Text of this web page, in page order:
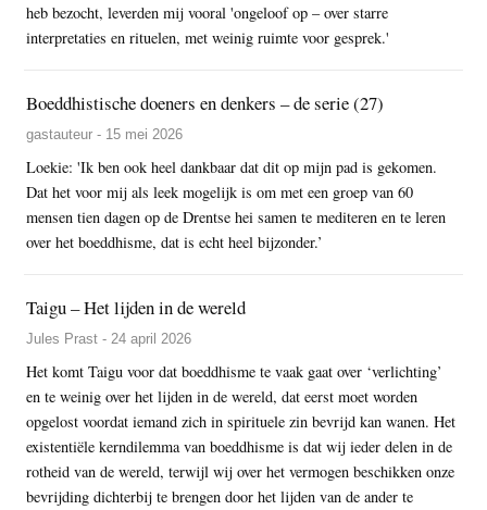
heb bezocht, leverden mij vooral 'ongeloof op – over starre
interpretaties en rituelen, met weinig ruimte voor gesprek.'
Boeddhistische doeners en denkers – de serie (27)
gastauteur - 15 mei 2026
Loekie: 'Ik ben ook heel dankbaar dat dit op mijn pad is gekomen.
Dat het voor mij als leek mogelijk is om met een groep van 60
mensen tien dagen op de Drentse hei samen te mediteren en te leren
over het boeddhisme, dat is echt heel bijzonder.’
Taigu – Het lijden in de wereld
Jules Prast - 24 april 2026
Het komt Taigu voor dat boeddhisme te vaak gaat over ‘verlichting’
en te weinig over het lijden in de wereld, dat eerst moet worden
opgelost voordat iemand zich in spirituele zin bevrijd kan wanen. Het
existentiële kerndilemma van boeddhisme is dat wij ieder delen in de
rotheid van de wereld, terwijl wij over het vermogen beschikken onze
bevrijding dichterbij te brengen door het lijden van de ander te